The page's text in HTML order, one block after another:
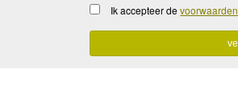
Ik accepteer devoorwaarden